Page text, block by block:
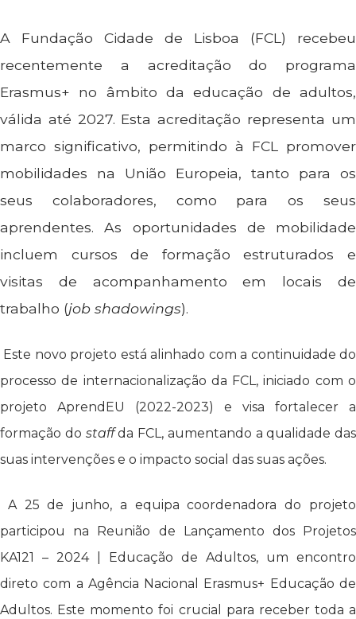
A Fundação Cidade de Lisboa (FCL) recebeu
recentemente a acreditação do programa
Erasmus+ no âmbito da educação de adultos,
válida até 2027. Esta acreditação representa um
marco significativo, permitindo à FCL promover
mobilidades na União Europeia, tanto para os
seus colaboradores, como para os seus
aprendentes. As oportunidades de mobilidade
incluem cursos de formação estruturados e
visitas de acompanhamento em locais de
trabalho (job shadowings).
Este novo projeto está alinhado com a continuidade do
processo de internacionalização da FCL, iniciado com o
projeto AprendEU (2022-2023) e visa fortalecer a
formação do staffda FCL, aumentando a qualidade das
suas intervenções e o impacto social das suas ações.
A 25 de junho, a equipa coordenadora do projeto
participou na Reunião de Lançamento dos Projetos
KA121 – 2024 | Educação de Adultos, um encontro
direto com a Agência Nacional Erasmus+ Educação de
Adultos. Este momento foi crucial para receber toda a